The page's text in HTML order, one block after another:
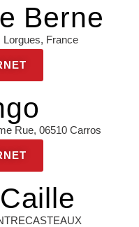
Berne
Lorgues, France
Rue, 06510 Carros